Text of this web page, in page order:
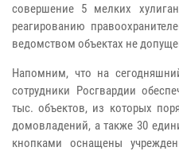
совершение 5 мелких
реагированию
ведомством объектах не
Напомним, что на
сотрудники Росгвардии
тыс. объектов, из которых
домовладений, а также 30
кнопками оснащены